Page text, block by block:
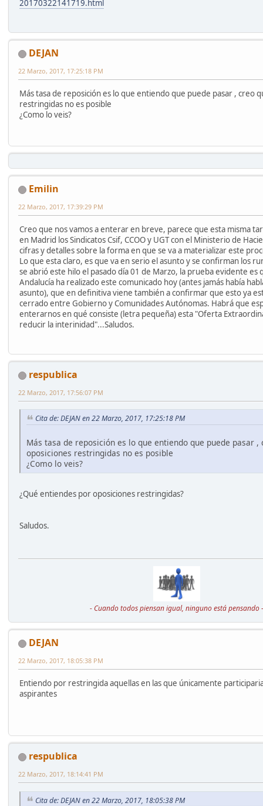
20170322141719.html
DEJAN
22 Marzo, 2017, 17:25:18 PM
Más tasa de reposición es lo que entiendo que puede pasar , creo
restringidas no es posible
¿Como lo veis?
Emilin
22 Marzo, 2017, 17:39:29 PM
Creo que nos vamos a enterar en breve, parece que esta misma
en Madrid los Sindicatos Csif, CCOO y UGT con el Ministerio de
cifras y detalles sobre la forma en que se va a materializar este
Lo que esta claro, es que va en serio el asunto y se confirman los
se abrió este hilo el pasado día 01 de Marzo, la prueba evidente es
Andalucía ha realizado este comunicado hoy (antes jamás había
asunto), que en definitiva viene también a confirmar que esto ya
cerrado entre Gobierno y Comunidades Autónomas. Habrá que
enterarnos en qué consiste (letra pequeña) esta "Oferta
reducir la interinidad"...Saludos.
respublica
22 Marzo, 2017, 17:56:07 PM
Cita de: DEJAN en 22 Marzo, 2017, 17:25:18 PM
Más tasa de reposición es lo que entiendo que puede pasar ,
oposiciones restringidas no es posible
¿Como lo veis?
¿Qué entiendes por oposiciones restringidas?
Saludos.
- Cuando todos piensan igual, ninguno está pensando -
DEJAN
22 Marzo, 2017, 18:05:38 PM
Entiendo por restringida aquellas en las que únicamente
aspirantes
respublica
22 Marzo, 2017, 18:14:41 PM
Cita de: DEJAN en 22 Marzo, 2017, 18:05:38 PM